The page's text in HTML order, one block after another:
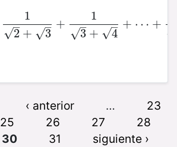
1
2
–
√ + 3
–
√
+
1
3
–
√ + 4
–
√
+ ⋯ +
√
11+2+12 +3+13+4+⋯+ 12007 +
‹ anterior …
23
25 26 27
28
30 31
siguiente ›